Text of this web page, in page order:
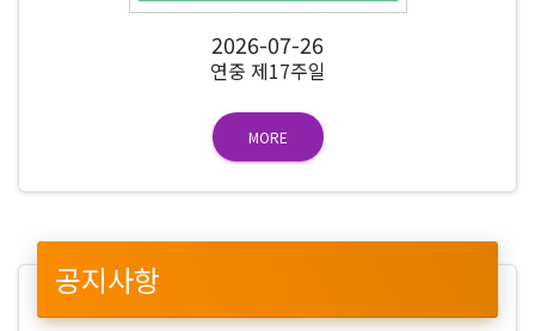
2026-07-26
연중 제17주일
MORE
공지사항